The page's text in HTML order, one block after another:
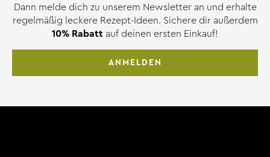
Dann melde dich zu unserem Newsletter an und erhalte
regelmäßig leckere Rezept-Ideen. Sichere dir außerdem
10% Rabatt auf deinen ersten Einkauf!
ANMELDEN